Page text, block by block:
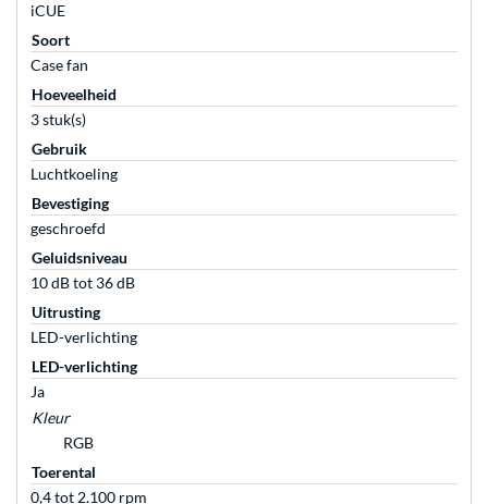
iCUE
Soort
Case fan
Hoeveelheid
3 stuk(s)
Gebruik
Luchtkoeling
Bevestiging
geschroefd
Geluidsniveau
10 dB tot 36 dB
Uitrusting
LED-verlichting
LED-verlichting
Ja
Kleur
RGB
Toerental
0,4 tot 2.100 rpm